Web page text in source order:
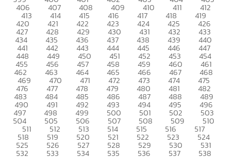
406 407 408 409 410 411 412
413 414 415 416 417 418 419
420 421 422 423 424 425 426
427 428 429 430 431 432 433
434 435 436 437 438 439 440
441 442 443 444 445 446 447
448 449 450 451 452 453 454
455 456 457 458 459 460 461
462 463 464 465 466 467 468
469 470 471 472 473 474 475
476 477 478 479 480 481 482
483 484 485 486 487 488 489
490 491 492 493 494 495 496
497 498 499 500 501 502 503
504 505 506 507 508 509 510
511 512 513 514 515 516 517
518 519 520 521 522 523 524
525 526 527 528 529 530 531
532 533 534 535 536 537 538